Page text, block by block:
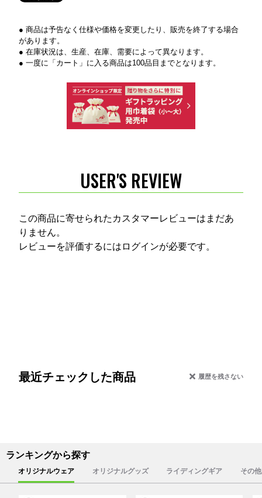
● 商品は予告なく仕様や価格を変更したり、販売を終了する場合
があります。
● 在庫状況は、生産、在庫、需要によって異なります。
● 一度に「カート」に入る商品は100品目までとなります。
USER'S REVIEW
この商品に寄せられたカスタマーレビューはまだあ
りません。
レビューを評価するには ログインが必要です。
最近チェックした商品 履歴を残さない
ランキングから探す
オリジナルウェア オリジナルグッズ ライディングギア その